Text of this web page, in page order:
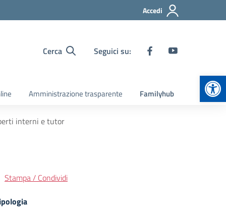
Accedi
Cerca Seguici su:
Amministrazione trasparente Familyhub
interni e tutor
Stampa / Condividi